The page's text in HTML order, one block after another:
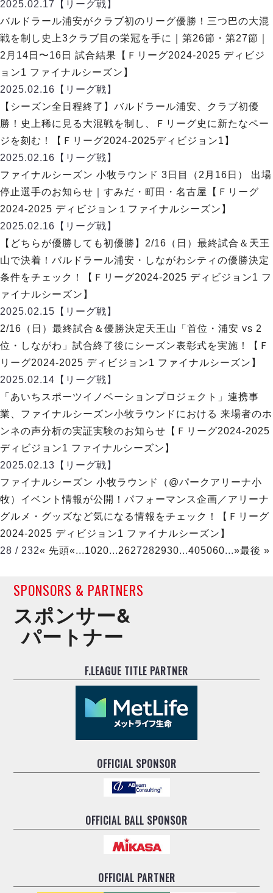
2025.02.17
【リーグ戦】
バルドラール浦安がクラブ初のリーグ優勝！三つ巴の大混
戦を制し史上3クラブ目の栄冠を手に｜第26節・第27節｜
2月14日〜16日 試合結果【Ｆリーグ2024-2025 ディビジ
ョン1 ファイナルシーズン】
2025.02.16 【リーグ戦】
【シーズン全日程終了】バルドラール浦安、クラブ初優
勝！史上稀に見る大混戦を制し、Ｆリーグ史に新たなペー
ジを刻む！【Ｆリーグ2024-2025ディビジョン1】
2025.02.16 【リーグ戦】
ファイナルシーズン 小牧ラウンド 3日目（2月16日） 出場
停止選手のお知らせ｜すみだ・町田・名古屋【Ｆリーグ
2024-2025 ディビジョン１ファイナルシーズン】
2025.02.16 【リーグ戦】
【どちらが優勝しても初優勝】2/16（日）最終試合＆天王
山で決着！バルドラール浦安・しながわシティの優勝決定
条件をチェック！【Ｆリーグ2024-2025 ディビジョン1 フ
ァイナルシーズン】
2025.02.15 【リーグ戦】
2/16（日）最終試合＆優勝決定天王山「首位・浦安 vs 2
位・しながわ」試合終了後にシーズン表彰式を実施！【Ｆ
リーグ2024-2025 ディビジョン1 ファイナルシーズン】
2025.02.14 【リーグ戦】
「あいちスポーツイノベーションプロジェクト」連携事
業、ファイナルシーズン小牧ラウンドにおける 来場者のホ
ンネの声分析の実証実験のお知らせ【Ｆリーグ2024-2025
ディビジョン1 ファイナルシーズン】
2025.02.13 【リーグ戦】
ファイナルシーズン 小牧ラウンド（@パークアリーナ小
牧）イベント情報が公開！パフォーマンス企画／アリーナ
グルメ・グッズなど気になる情報をチェック！【Ｆリーグ
2024-2025 ディビジョン1 ファイナルシーズン】
28 / 232« 先頭«...1020...2627282930...405060...»最後 »
SPONSORS & PARTNERS
スポンサー&
パートナー
F.LEAGUE TITLE PARTNER
OFFICIAL SPONSOR
OFFICIAL BALL SPONSOR
OFFICIAL PARTNER